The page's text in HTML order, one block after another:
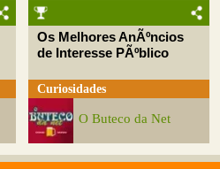
Os Melhores AnÃºncios
de Interesse PÃºblico
Curiosidades
O Buteco da Net